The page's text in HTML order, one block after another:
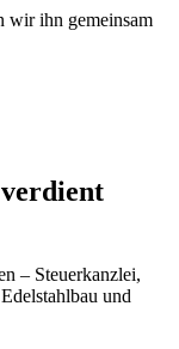
wir ihn gemeinsam
– Steuerkanzlei,
und